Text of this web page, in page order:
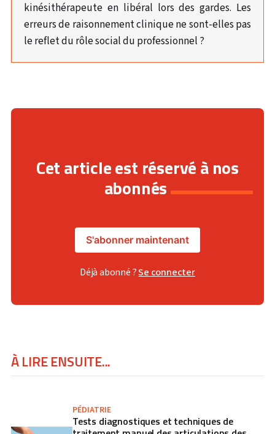
kinésithérapeute en libéral lors des gardes. Les
erreurs de raisonnement clinique ne sont-elles pas
le reflet du rôle social du professionnel ?
Cet article est réservé à nos
abonnés
S'abonner maintenant
Déjà abonné ?Se connecter
À LIRE ENSUITE...
PÉDIATRIE
Tests diagnostiques et techniques de